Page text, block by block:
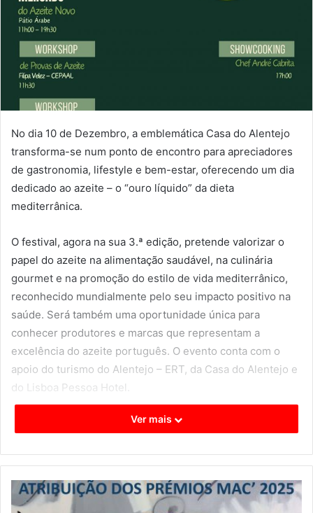
No dia 10 de Dezembro, a emblemática Casa do Alentejo
transforma-se num ponto de encontro para apreciadores
de gastronomia, lifestyle e bem-estar, oferecendo um dia
dedicado ao azeite – o “ouro líquido” da dieta
mediterrânica.
O festival, agora na sua 3.ª edição, pretende valorizar o
papel do azeite na alimentação saudável, na culinária
gourmet e na promoção do estilo de vida mediterrânico,
reconhecido mundialmente pelo seu impacto positivo na
saúde. Será também uma oportunidade única para
conhecer produtores e marcas que representam a
excelência do azeite português. O evento conta com o
apoio do turismo do Alentejo – ERT, da Casa do Alentejo e
do Lisboa Pessoa Hotel.
Programa do Festival do Azeite Novo – 10/12/2025
Mercado de Produtores – das11h00 às 19h30. Descubra
azeites artesanais, produtos regionais e novidades do
sector directamente dos produtores.
Ver mais